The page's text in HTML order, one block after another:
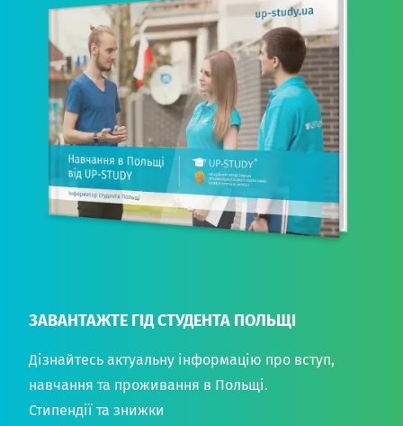
ЗАВАНТАЖТЕ ГІД СТУДЕНТА ПОЛЬЩІ
Дізнайтесь актуальну інформацію про вступ,
навчання та проживання в Польщі.
Стипендії та знижки